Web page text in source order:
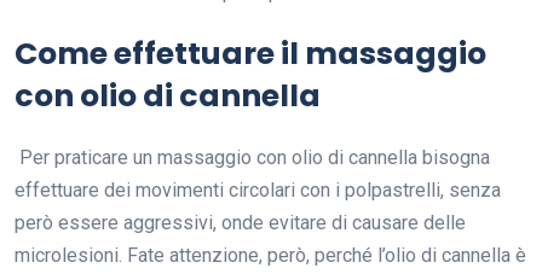
Come effettuare il massaggio
con olio di cannella
Per praticare un massaggio con olio di cannella bisogna
effettuare dei movimenti circolari con i polpastrelli, senza
però essere aggressivi, onde evitare di causare delle
microlesioni. Fate attenzione, però, perché l’olio di cannella è